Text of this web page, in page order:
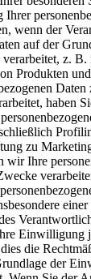
Ihrer
wenn der
auf der
verarbeitet, z.
Produkten
Daten
haben
zu
wir Ihre
Einwilligung
die
der